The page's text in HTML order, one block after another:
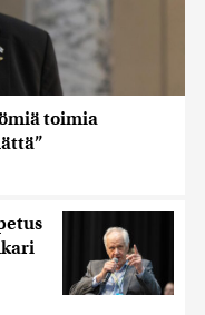
toimia